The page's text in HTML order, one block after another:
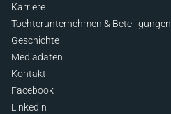
Karriere
Tochterunternehmen & Beteiligungen
Geschichte
Mediadaten
Kontakt
Facebook
Linkedin